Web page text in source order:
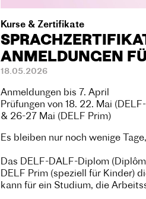
Kurse & Zertifikate
ANMELDUNGEN
18.05.2026
Anmeldungen bis 7. April
Prüfungen von 18. 22. Mai
& 26-27 Mai (DELF Prim)
Es bleiben nur noch wenige
Das DELF-DALF-Diplom
DELF Prim (speziell für Kinder)
kann für ein Studium, die